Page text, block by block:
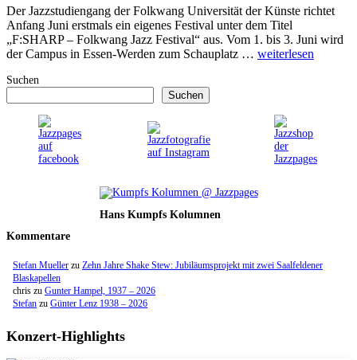
Der Jazzstudiengang der Folkwang Universität der Künste richtet
Anfang Juni erstmals ein eigenes Festival unter dem Titel
„F:SHARP – Folkwang Jazz Festival“ aus. Vom 1. bis 3. Juni wird
der Campus in Essen-Werden zum Schauplatz … weiterlesen
Suchen
Suchen
Hans Kumpfs Kolumnen
Kommentare
Stefan Mueller zu Zehn Jahre Shake Stew: Jubiläumsprojekt mit zwei Saalfeldener
Blaskapellen
chris zu Gunter Hampel, 1937 – 2026
Stefan zu Günter Lenz 1938 – 2026
Konzert-Highlights